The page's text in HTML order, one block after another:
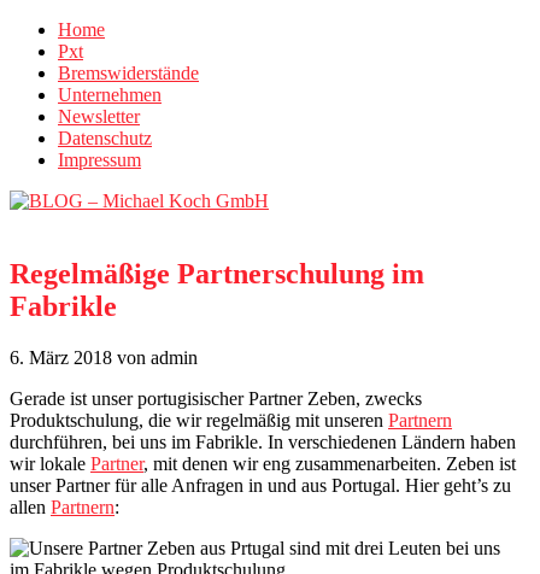
Home
Pxt
Bremswiderstände
Unternehmen
Newsletter
Datenschutz
Impressum
Regelmäßige Partnerschulung im
Fabrikle
6. März 2018 von admin
Gerade ist unser portugisischer Partner Zeben, zwecks
Produktschulung, die wir regelmäßig mit unseren Partnern
durchführen, bei uns im Fabrikle. In verschiedenen Ländern haben
wir lokale Partner, mit denen wir eng zusammenarbeiten. Zeben ist
unser Partner für alle Anfragen in und aus Portugal. Hier geht’s zu
allen Partnern: